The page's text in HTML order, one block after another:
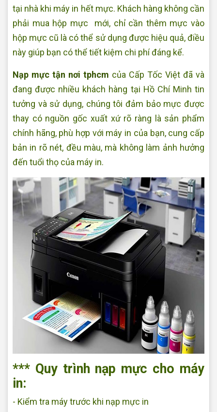
tại nhà khi máy in hết mực. Khách hàng không cần
phải mua hộp mực mới, chỉ cần thêm mực vào
hộp mực cũ là có thể sử dụng được hiệu quả, điều
này giúp bạn có thể tiết kiệm chi phí đáng kể.
Nạp mực tận nơi tphcm của Cấp Tốc Việt đã và
đang được nhiều khách hàng tại Hồ Chí Minh tin
tưởng và sử dụng, chúng tôi đảm bảo mực được
thay có nguồn gốc xuất xứ rõ ràng là sản phẩm
chính hãng, phù hợp với máy in của bạn, cung cấp
bản in rõ nét, đều màu, mà không làm ảnh hưởng
đến tuổi thọ của máy in.
*** Quy trình nạp mực cho máy
in:
- Kiểm tra máy trước khi nạp mực in